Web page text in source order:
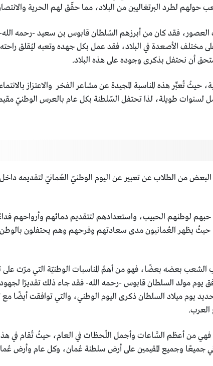
حولهم لطرد البرتغاليين من البلاد، مما حقّق لهم الحرية والانتصار
فقد كان من أبرزهم السّلطان قابوس بن سعيد -رحمه الله-
مختلف الأصعدة في البلاد، فقد عمل بكل جهده وتعبه ليُقلق
أن نحتفل بذكرى وجوده على هذه البلاد.
حيثُ تُعبِّر هذه المناسبة المجيدة عن مشاعر الفخر والاعتزاز
لسنوات طويلة، لذا تحتفل السّلطنة بكل عام بالعرس الوطنيّ
من الطلاب عن تعبير عن اليوم الوطنيّ العُمانيّ لتقديمه داخل
حبهم لوطنهم الحبيب، واستعدادهم لتتقديم دمائهم وأرواحهم
حيثُ يظهر العُمانيون مدى سعادتهم وفرحهم وهم يحتفلون
بعضه بعضًا، فهو من أهمِّ المناسبات الوطنيّة التي مرّت على
مولد السلطان قابوس -رحمه الله- فقد جاء ذلك تقديرًا لجهوده
استلام السلطان قابوس للحكم عام 1970 ميلادي تم تحديد يوم ميلاد السلطان ذكرى اليوم الوطني،
العرب.
من أعظم السَّاعات وأجمل اللّحظات في العام، حيثُ تُقام في هذا
جميعًا وجميع المقيمين على أرض سلطنة عُمان، وكل عام وأرض